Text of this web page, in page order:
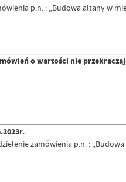
p.n. : „Budowa altany w
o wartości nie
zamówienia p.n. :